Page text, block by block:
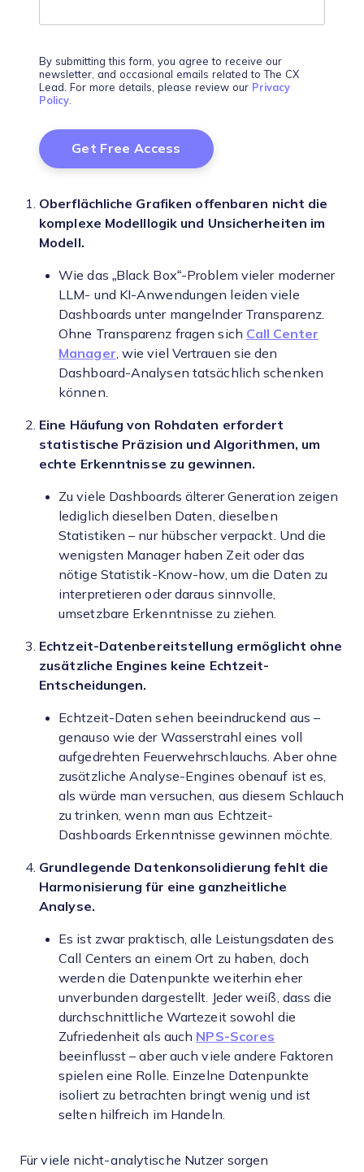
By submitting this form, you agree to receive our
newsletter, and occasional emails related to The CX
Lead. For more details, please review our Privacy
Policy.
Oberflächliche Grafiken offenbaren nicht die
komplexe Modelllogik und Unsicherheiten im
Modell.
Wie das „Black Box“-Problem vieler moderner
LLM- und KI-Anwendungen leiden viele
Dashboards unter mangelnder Transparenz.
Ohne Transparenz fragen sich Call Center
Manager , wie viel Vertrauen sie den
Dashboard-Analysen tatsächlich schenken
können.
Eine Häufung von Rohdaten erfordert
statistische Präzision und Algorithmen, um
echte Erkenntnisse zu gewinnen.
Zu viele Dashboards älterer Generation zeigen
lediglich dieselben Daten, dieselben
Statistiken – nur hübscher verpackt. Und die
wenigsten Manager haben Zeit oder das
nötige Statistik-Know-how, um die Daten zu
interpretieren oder daraus sinnvolle,
umsetzbare Erkenntnisse zu ziehen.
Echtzeit-Datenbereitstellung ermöglicht ohne
zusätzliche Engines keine Echtzeit-
Entscheidungen.
Echtzeit-Daten sehen beeindruckend aus –
genauso wie der Wasserstrahl eines voll
aufgedrehten Feuerwehrschlauchs. Aber ohne
zusätzliche Analyse-Engines obenauf ist es,
als würde man versuchen, aus diesem Schlauch
zu trinken, wenn man aus Echtzeit-
Dashboards Erkenntnisse gewinnen möchte.
Grundlegende Datenkonsolidierung fehlt die
Harmonisierung für eine ganzheitliche
Analyse.
Es ist zwar praktisch, alle Leistungsdaten des
Call Centers an einem Ort zu haben, doch
werden die Datenpunkte weiterhin eher
unverbunden dargestellt. Jeder weiß, dass die
durchschnittliche Wartezeit sowohl die
Zufriedenheit als auch NPS-Scores
beeinflusst – aber auch viele andere Faktoren
spielen eine Rolle. Einzelne Datenpunkte
isoliert zu betrachten bringt wenig und ist
selten hilfreich im Handeln.
Für viele nicht-analytische Nutzer sorgen